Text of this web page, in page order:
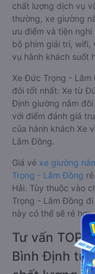
chất lượng dịch vụ
thường, xe giường
ưu điểm và tiện nghi
bộ phim giải trí, wifi,
vụ hành khách suốt
Xe Đức Trọng - Lâm
đôi tốt nhất: Xe từ
Định giường nằm
với điểm đánh giá
của hành khách Xe
Lâm Đồng.
Giá vé xe giường
Trọng - Lâm Đồng
Hải. Tùy thuộc vào
Trọng - Lâm Đồng
này có thể sẽ rẻ hơn.
Tư vấn TOP
Bình Định từ